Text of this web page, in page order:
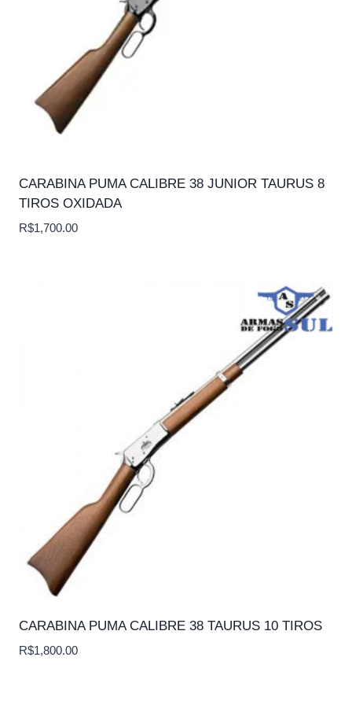
CARABINA PUMA CALIBRE 38 JUNIOR TAURUS 8
TIROS OXIDADA
R$1,700.00
CARABINA PUMA CALIBRE 38 TAURUS 10 TIROS
R$1,800.00